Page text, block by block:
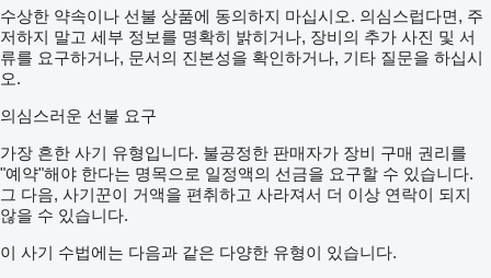
수상한 약속이나 선불 상품에 동의하지 마십시오. 의심스럽다면, 주
저하지 말고 세부 정보를 명확히 밝히거나, 장비의 추가 사진 및 서
류를 요구하거나, 문서의 진본성을 확인하거나, 기타 질문을 하십시
오.
의심스러운 선불 요구
가장 흔한 사기 유형입니다. 불공정한 판매자가 장비 구매 권리를
"예약"해야 한다는 명목으로 일정액의 선금을 요구할 수 있습니다.
그 다음, 사기꾼이 거액을 편취하고 사라져서 더 이상 연락이 되지
않을 수 있습니다.
이 사기 수법에는 다음과 같은 다양한 유형이 있습니다.